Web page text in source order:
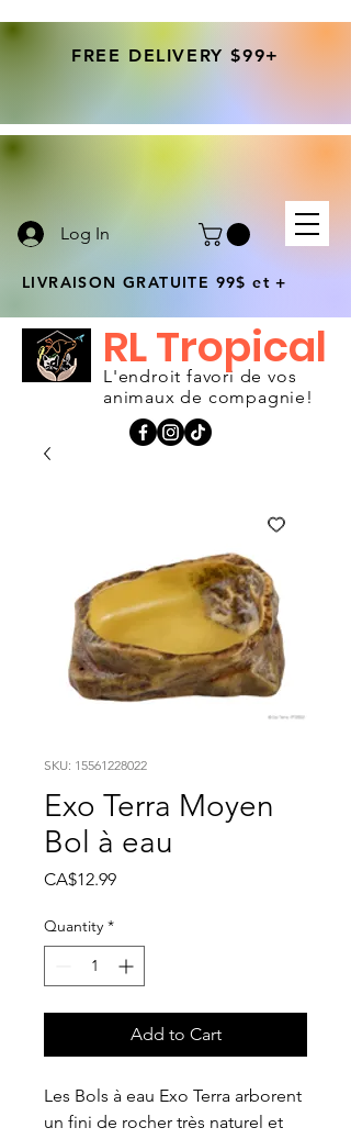
Log In
LIVRAISON GRATUITE 99$ et +
L'endroit favori de vos
animaux de compagnie!
RL Tropical
FREE DELIVERY $99+
SKU: 15561228022
Exo Terra Moyen
Bol à eau
CA$12.99Price
Quantity *
Add to Cart
Les Bols à eau Exo Terra arborent
un fini de rocher très naturel et